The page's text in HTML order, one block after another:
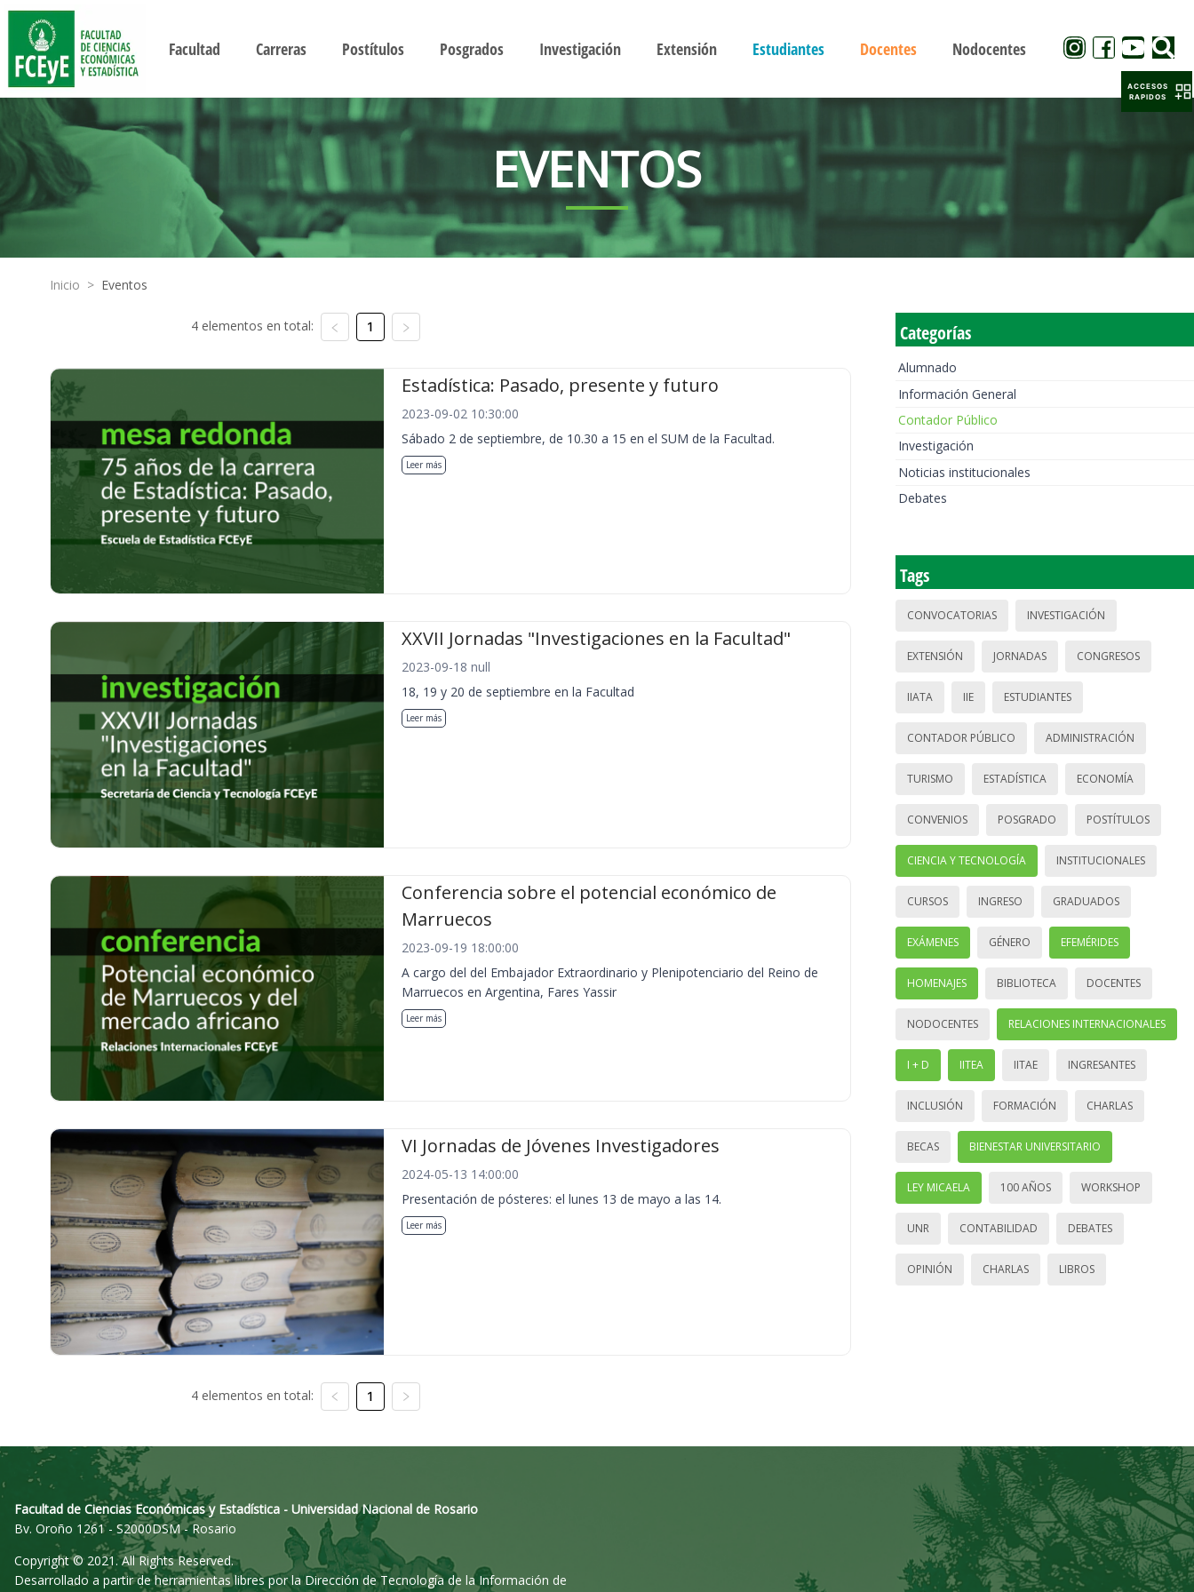
Facultad Carreras Postítulos Posgrados Investigación Extensión Estudiantes Docentes Nodocentes
EVENTOS
Inicio > Eventos
4 elementos en total: 1
Estadística: Pasado, presente y futuro
2023-09-02 10:30:00
Sábado 2 de septiembre, de 10.30 a 15 en el SUM de la Facultad.
Leer más
XXVII Jornadas "Investigaciones en la Facultad"
2023-09-18 null
18, 19 y 20 de septiembre en la Facultad
Leer más
Conferencia sobre el potencial económico de
Marruecos
2023-09-19 18:00:00
A cargo del del Embajador Extraordinario y Plenipotenciario del Reino de
Marruecos en Argentina, Fares Yassir
Leer más
VI Jornadas de Jóvenes Investigadores
2024-05-13 14:00:00
Presentación de pósteres: el lunes 13 de mayo a las 14.
Leer más
4 elementos en total: 1
Categorías
Alumnado
Información General
Contador Público
Investigación
Noticias institucionales
Debates
Tags
CONVOCATORIAS INVESTIGACIÓN
EXTENSIÓN JORNADAS CONGRESOS
IIATA IIE ESTUDIANTES
CONTADOR PÚBLICO ADMINISTRACIÓN
TURISMO ESTADÍSTICA ECONOMÍA
CONVENIOS POSGRADO POSTÍTULOS
CIENCIA Y TECNOLOGÍA INSTITUCIONALES
CURSOS INGRESO GRADUADOS
EXÁMENES GÉNERO EFEMÉRIDES
HOMENAJES BIBLIOTECA DOCENTES
NODOCENTES RELACIONES INTERNACIONALES
I + D IITEA IITAE INGRESANTES
INCLUSIÓN FORMACIÓN CHARLAS
BECAS BIENESTAR UNIVERSITARIO
LEY MICAELA 100 AÑOS WORKSHOP
UNR CONTABILIDAD DEBATES
OPINIÓN CHARLAS LIBROS
Facultad de Ciencias Económicas y Estadística - Universidad Nacional de Rosario
Bv. Oroño 1261 - S2000DSM - Rosario
Copyright © 2021. All Rights Reserved.
Desarrollado a partir de herramientas libres por la Dirección de Tecnología de la Información de
ACCESOS
RAPIDOS